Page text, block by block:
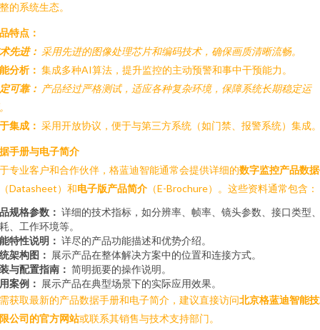
的系统生态。
特点：
先进： 采用先进的图像处理芯片和编码技术，确保画质清晰流畅。
分析： 集成多种AI算法，提升监控的主动预警和事中干预能力。
可靠： 产品经过严格测试，适应各种复杂环境，保障系统长期稳定运
集成： 采用开放协议，便于与第三方系统（如门禁、报警系统）集成
手册与电子简介
专业客户和合作伙伴，格蓝迪智能通常会提供详细的数字监控产品数
（Datasheet）和电子版产品简介 （E-Brochure）。这些资料通常包含：
规格参数： 详细的技术指标，如分辨率、帧率、镜头参数、接口类型
、工作环境等。
特性说明： 详尽的产品功能描述和优势介绍。
架构图： 展示产品在整体解决方案中的位置和连接方式。
与配置指南： 简明扼要的操作说明。
案例： 展示产品在典型场景下的实际应用效果。
获取最新的产品数据手册和电子简介，建议直接访问北京格蓝迪智能
公司的官方网站或联系其销售与技术支持部门。